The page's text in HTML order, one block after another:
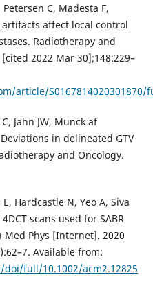
C, Madesta F,
artifacts affect local control
Radiotherapy and
2022 Mar 30];148:229–
article/S0167814020301870/
Jahn JW, Munck af
in delineated GTV
and Oncology.
Hardcastle N, Yeo A, Siva
scans used for SABR
Phys [Internet]. 2020
Available from:
full/10.1002/acm2.12825